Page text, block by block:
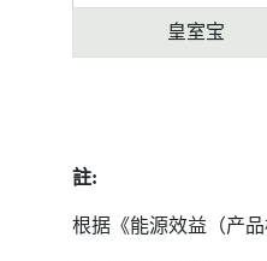
皇室宝
註:
根据《能源效益（产